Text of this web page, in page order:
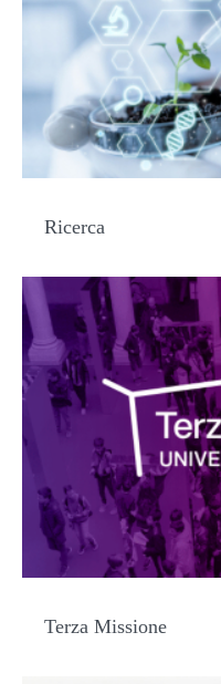
Ricerca
Terza Missione